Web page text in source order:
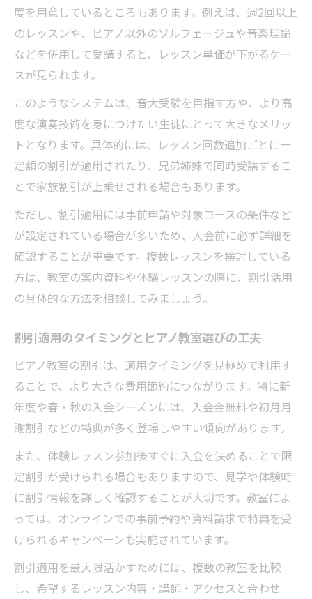
度を用意しているところもあります。例えば、週2回以上
のレッスンや、ピアノ以外のソルフェージュや音楽理論
などを併用して受講すると、レッスン単価が下がるケー
スが見られます。
このようなシステムは、音大受験を目指す方や、より高
度な演奏技術を身につけたい生徒にとって大きなメリッ
トとなります。具体的には、レッスン回数追加ごとに一
定額の割引が適用されたり、兄弟姉妹で同時受講するこ
とで家族割引が上乗せされる場合もあります。
ただし、割引適用には事前申請や対象コースの条件など
が設定されている場合が多いため、入会前に必ず詳細を
確認することが重要です。複数レッスンを検討している
方は、教室の案内資料や体験レッスンの際に、割引活用
の具体的な方法を相談してみましょう。
割引適用のタイミングとピアノ教室選びの工夫
ピアノ教室の割引は、適用タイミングを見極めて利用す
ることで、より大きな費用節約につながります。特に新
年度や春・秋の入会シーズンには、入会金無料や初月月
謝割引などの特典が多く登場しやすい傾向があります。
また、体験レッスン参加後すぐに入会を決めることで限
定割引が受けられる場合もありますので、見学や体験時
に割引情報を詳しく確認することが大切です。教室によ
っては、オンラインでの事前予約や資料請求で特典を受
けられるキャンペーンも実施されています。
割引適用を最大限活かすためには、複数の教室を比較
し、希望するレッスン内容・講師・アクセスと合わせ